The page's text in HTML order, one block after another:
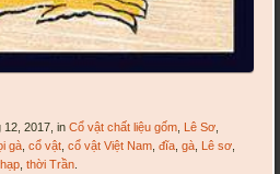
12, 2017, inCổ vật chất liệu gốm Lê Sơ
gà ,cổ vật ,cổ vật Việt Nam ,đĩa ,gà Lê sơ
,thời Trần